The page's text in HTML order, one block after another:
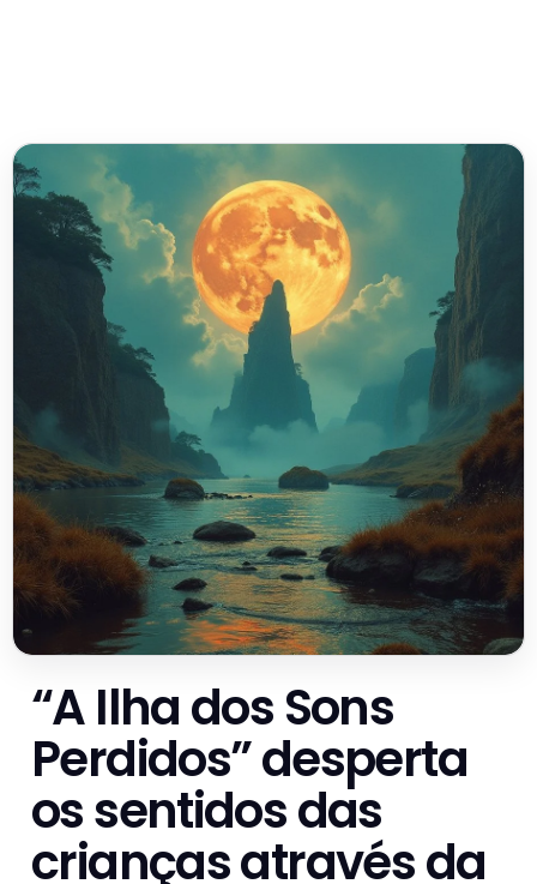
“A Ilha dos Sons
Perdidos” desperta
os sentidos das
crianças através da